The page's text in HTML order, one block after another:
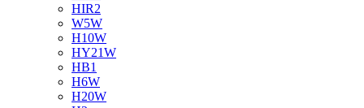
HIR2
W5W
H10W
HY21W
HB1
H6W
H20W